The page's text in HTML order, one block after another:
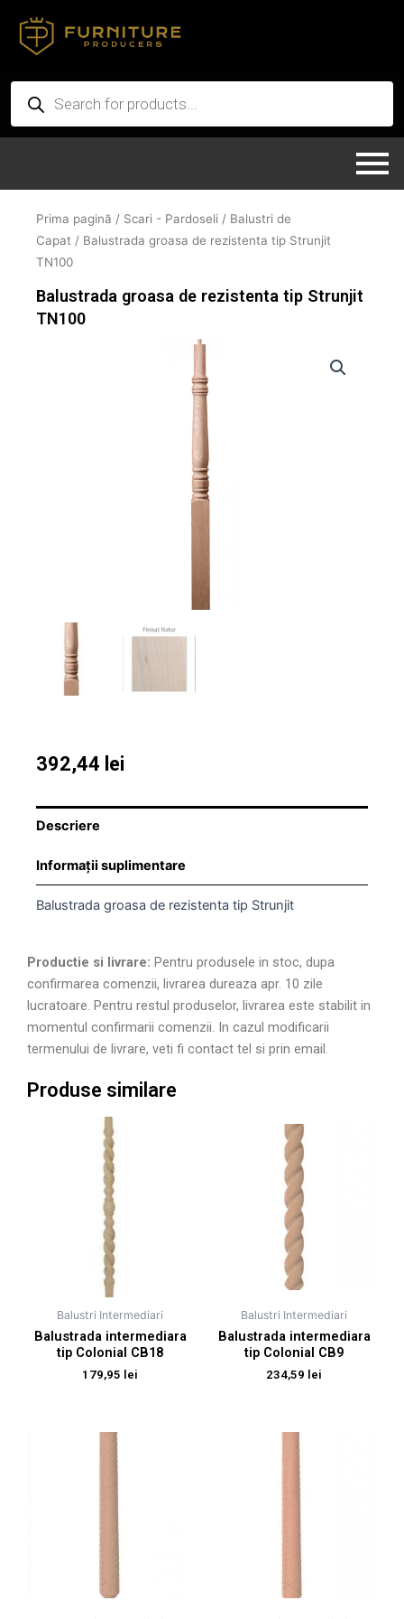
content
Products
search
Prima pagină / Scari - Pardoseli / Balustri de
Capat / Balustrada groasa de rezistenta tip Strunjit
TN100
Balustrada groasa de rezistenta tip Strunjit
TN100
392,44 lei
Descriere
Informații suplimentare
Balustrada groasa de rezistenta tip Strunjit
Productie si livrare: Pentru produsele in stoc, dupa
confirmarea comenzii, livrarea dureaza apr. 10 zile
lucratoare. Pentru restul produselor, livrarea este stabilit in
momentul confirmarii comenzii. In cazul modificarii
termenului de livrare, veti fi contact tel si prin email.
Produse similare
Balustri Intermediari
Balustrada intermediara
tip Colonial CB18
179,95 lei
Balustri Intermediari
Balustrada intermediara
tip Colonial CB9
234,59 lei